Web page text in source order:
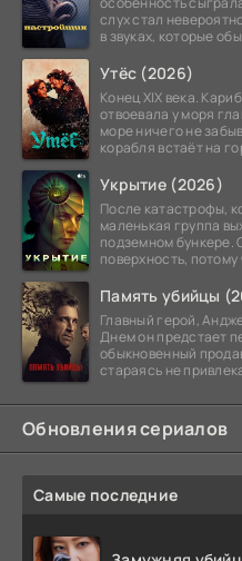
слух стал
в звуках, которые
Утёс (2026)
Конец XIX века.
отвоевала у моря
море ничего не
корабля встаёт на
Укрытие (2026)
После катастрофы,
маленькая группа
подземном бункере.
поверхность,
Память убийцы
Главный герой,
Днем он предстает
обыкновенный
стараясь не
Обновления сериалов
Самые последние